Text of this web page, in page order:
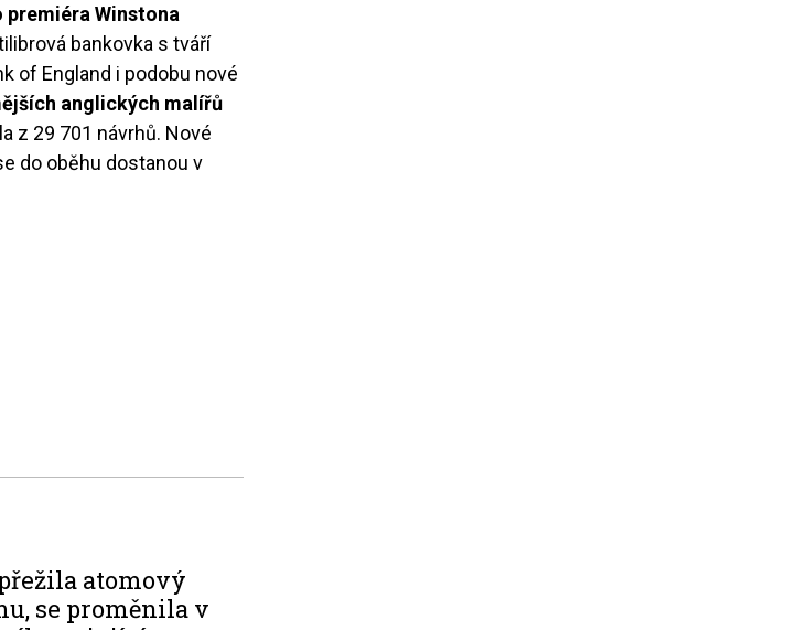
Winstona
bankovka s tváří
of England i podobu nové
anglických malířů
z 29 701 návrhů. Nové
do oběhu dostanou v
atomový
se proměnila v